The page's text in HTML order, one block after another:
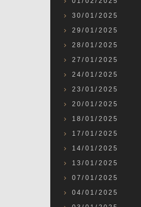
30/01/2025
29/01/2025
28/01/2025
27/01/2025
24/01/2025
23/01/2025
20/01/2025
18/01/2025
17/01/2025
14/01/2025
13/01/2025
07/01/2025
04/01/2025